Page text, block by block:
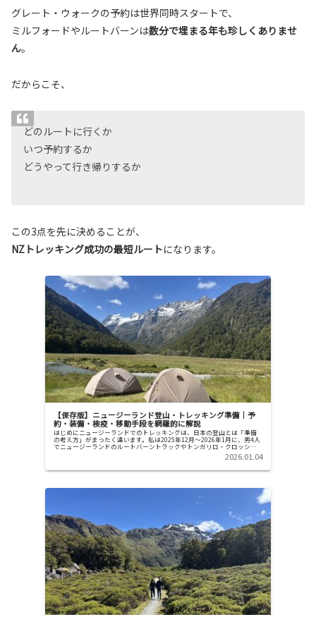
グレート・ウォークの予約は世界同時スタートで、
ミルフォードやルートバーンは数分で埋まる年も珍しくありませ
ん。
だからこそ、
どのルートに行くか
いつ予約するか
どうやって行き帰りするか
この3点を先に決めることが、
NZトレッキング成功の最短ルートになります。
【保存版】ニュージーランド登山・トレッキング準備｜予
約・装備・検疫・移動手段を網羅的に解説
はじめにニュージーランドでのトレッキングは、日本の登山とは「準備
の考え方」がまったく違います。私は2025年12月〜2026年1月に、男4人
でニュージーランドのルートバーントラックやトンガリロ・クロッシン
2026.01.04